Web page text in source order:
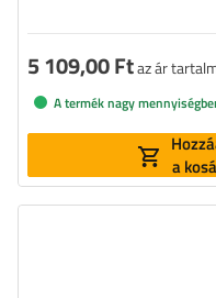
5 109,00 Ftaz ár
A termék nagy
a